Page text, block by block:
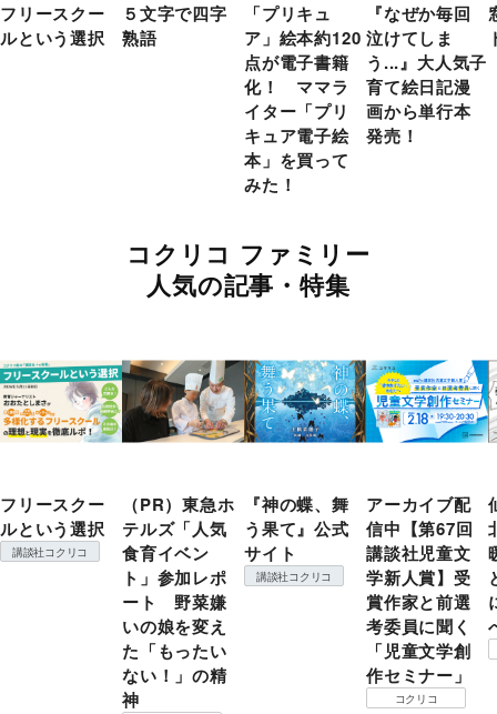
フリースクー
ルという選択
５文字で四字
熟語
「プリキュ
ア」絵本約120
点が電子書籍
化！ ママラ
イター「プリ
キュア電子絵
本」を買って
みた！
『なぜか毎回
泣けてしま
う...』大人気子
育て絵日記漫
画から単行本
発売！
コクリコ ファミリー
人気の記事・特集
フリースクー
ルという選択
講談社コクリコ
（PR）東急ホ
テルズ「人気
食育イベン
ト」参加レポ
ート 野菜嫌
いの娘を変え
た「もったい
ない！」の精
神
『神の蝶、舞
う果て』公式
サイト
講談社コクリコ
アーカイブ配
信中【第67回
講談社児童文
学新人賞】受
賞作家と前選
考委員に聞く
「児童文学創
作セミナー」
コクリコ